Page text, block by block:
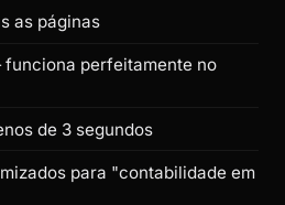
as páginas
perfeitamente no
de 3 segundos
para "contabilidade em